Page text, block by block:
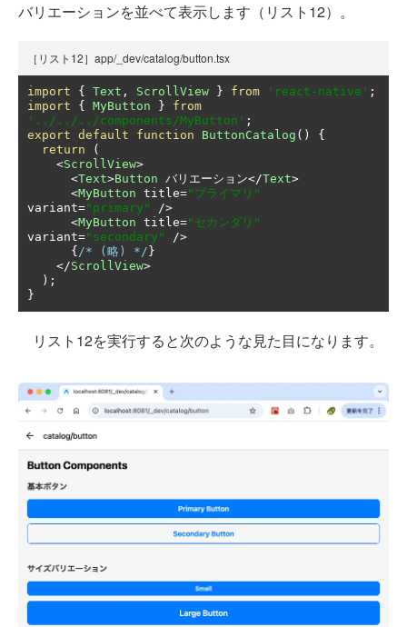
バリエーションを並べて表示します（リスト12）。
［リスト12］app/_dev/catalog/button.tsx
import { Text , ScrollView } from 'react-native' ;
import
{ MyButton }
from
'../../../components/MyButton' ;
export default function ButtonCatalog ()
{
return
(
<ScrollView>
<Text>Button バリエーション</Text>
<MyButton title="プライマリ"
variant="primary"
/>
<MyButton title="セカンダリ"
variant="secondary"
/>
{ /* (略) */ }
</ScrollView>
);
}
リスト12を実行すると次のような見た目になります。